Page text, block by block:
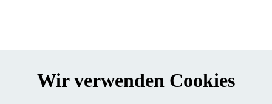
Wir verwenden Cookies